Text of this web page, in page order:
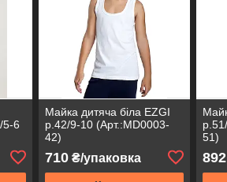
5-6
Майка дитяча біла EZGI
р.42/9-10 (Арт.:MD0003-
42)
710₴/упаковка
51)
892